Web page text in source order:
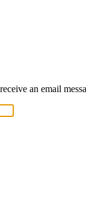
an email